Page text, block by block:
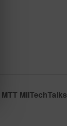
MTT MilTechTalks